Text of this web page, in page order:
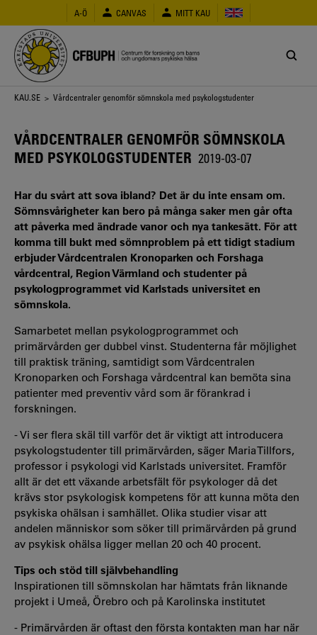
huvudinnehåll
A-Ö CANVAS MITT KAU
Länkstig
KAU.SE > Vårdcentraler genomför sömnskola med psykologstudenter
VÅRDCENTRALER GENOMFÖR SÖMNSKOLA
MED PSYKOLOGSTUDENTER 2019-03-07
Har du svårt att sova ibland? Det är du inte ensam om.
Sömnsvårigheter kan bero på många saker men går ofta
att påverka med ändrade vanor och nya tankesätt. För att
komma till bukt med sömnproblem på ett tidigt stadium
erbjuder Vårdcentralen Kronoparken och Forshaga
vårdcentral, Region Värmland och studenter på
psykologprogrammet vid Karlstads universitet en
sömnskola.
Samarbetet mellan psykologprogrammet och
primärvården ger dubbel vinst. Studenterna får möjlighet
till praktisk träning, samtidigt som Vårdcentralen
Kronoparken och Forshaga vårdcentral kan bemöta sina
patienter med preventiv vård som är förankrad i
forskningen.
- Vi ser flera skäl till varför det är viktigt att introducera
psykologstudenter till primärvården, säger Maria Tillfors,
professor i psykologi vid Karlstads universitet. Framför
allt är det ett växande arbetsfält för psykologer då det
krävs stor psykologisk kompetens för att kunna möta den
psykiska ohälsan i samhället. Olika studier visar att
andelen människor som söker till primärvården på grund
av psykisk ohälsa ligger mellan 20 och 40 procent.
Tips och stöd till självbehandling
Inspirationen till sömnskolan har hämtats från liknande
projekt i Umeå, Örebro och på Karolinska institutet
- Primärvården är oftast den första kontakten man har när